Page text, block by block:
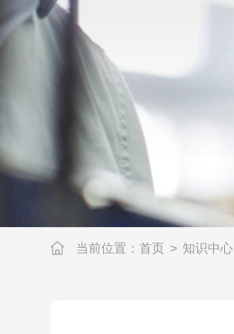
当前位置：首页 > 知识中心